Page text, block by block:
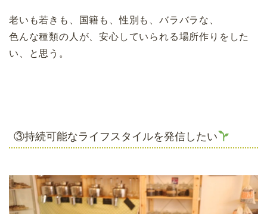
老いも若きも、国籍も、性別も、バラバラな、
色んな種類の人が、安心していられる場所作りをした
い、と思う。
③持続可能なライフスタイルを発信したい